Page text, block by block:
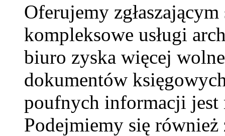
Oferujemy
kompleksowe usługi
biuro zyska więcej
dokumentów
poufnych informacji jest
Podejmiemy się